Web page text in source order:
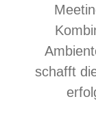
schafft